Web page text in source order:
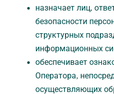
назначает лиц,
безопасности
структурных
информационных
обеспечивает
Оператора,
осуществляющих